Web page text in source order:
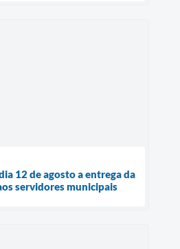
12 de agosto a entrega da
servidores municipais